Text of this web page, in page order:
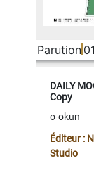
Parution
DAILY
Copy
o-okun
Éditeur :
Studio